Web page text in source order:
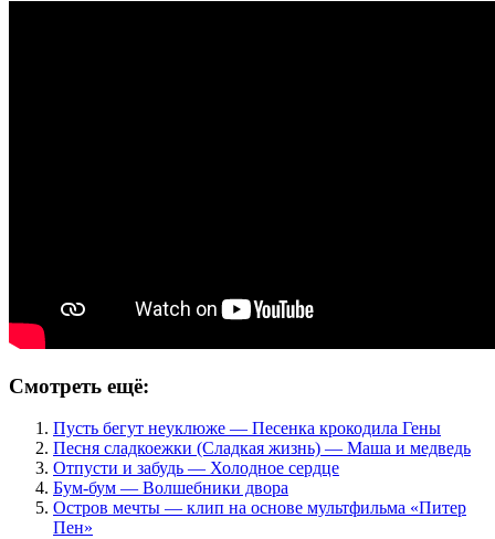
Смотреть ещё:
Пусть бегут неуклюже — Песенка крокодила Гены
Песня сладкоежки (Сладкая жизнь) — Маша и медведь
Отпусти и забудь — Холодное сердце
Бум-бум — Волшебники двора
Остров мечты — клип на основе мультфильма «Питер
Пен»